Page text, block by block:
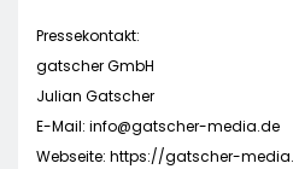
Pressekontakt:
gatscher GmbH
Julian Gatscher
E-Mail: info@gatscher-media.de
Webseite: https://gatscher-